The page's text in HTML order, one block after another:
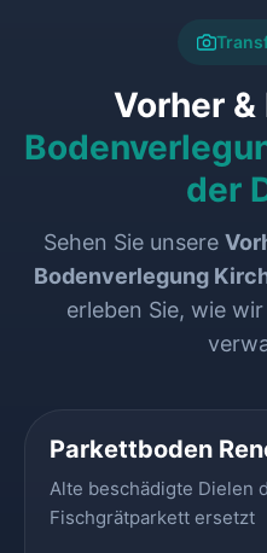
Vorher &
der
Sehen Sie unsere
Bodenverlegung
erleben Sie, wie
Parkettboden
Alte beschädigte Dielen
Fischgrätparkett ersetzt